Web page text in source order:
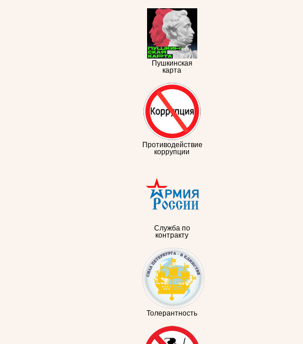
Пушкинская
карта
Противодействие
коррупции
Служба по
контракту
Толерантность